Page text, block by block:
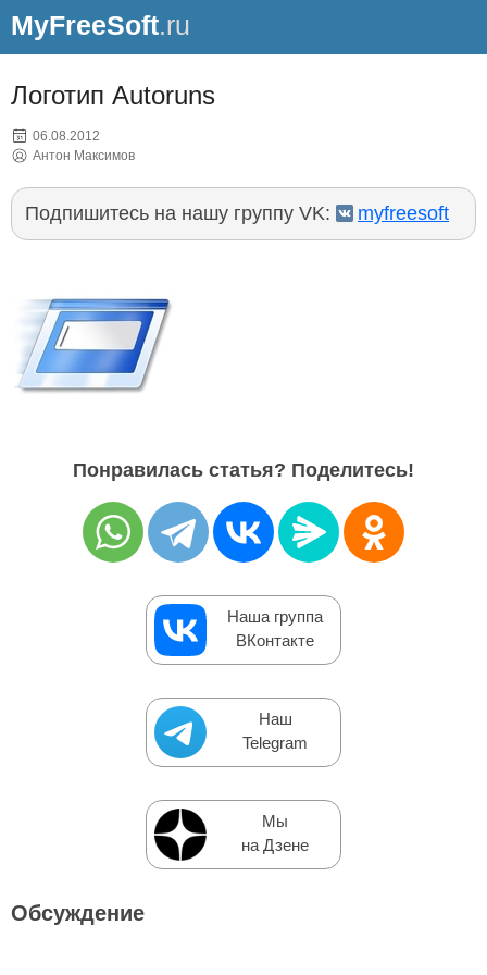
MyFreeSoft.ru
Логотип Autoruns
06.08.2012
Антон Максимов
Подпишитесь на нашу группу VK: myfreesoft
Понравилась статья? Поделитесь!
Наша группа
ВКонтакте
Наш
Telegram
Мы
на Дзене
Обсуждение